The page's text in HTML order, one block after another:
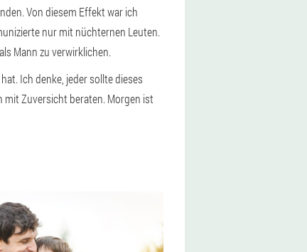
Von diesem Effekt war ich
nur mit nüchternen Leuten.
Mann zu verwirklichen.
Ich denke, jeder sollte dieses
mit Zuversicht beraten. Morgen ist